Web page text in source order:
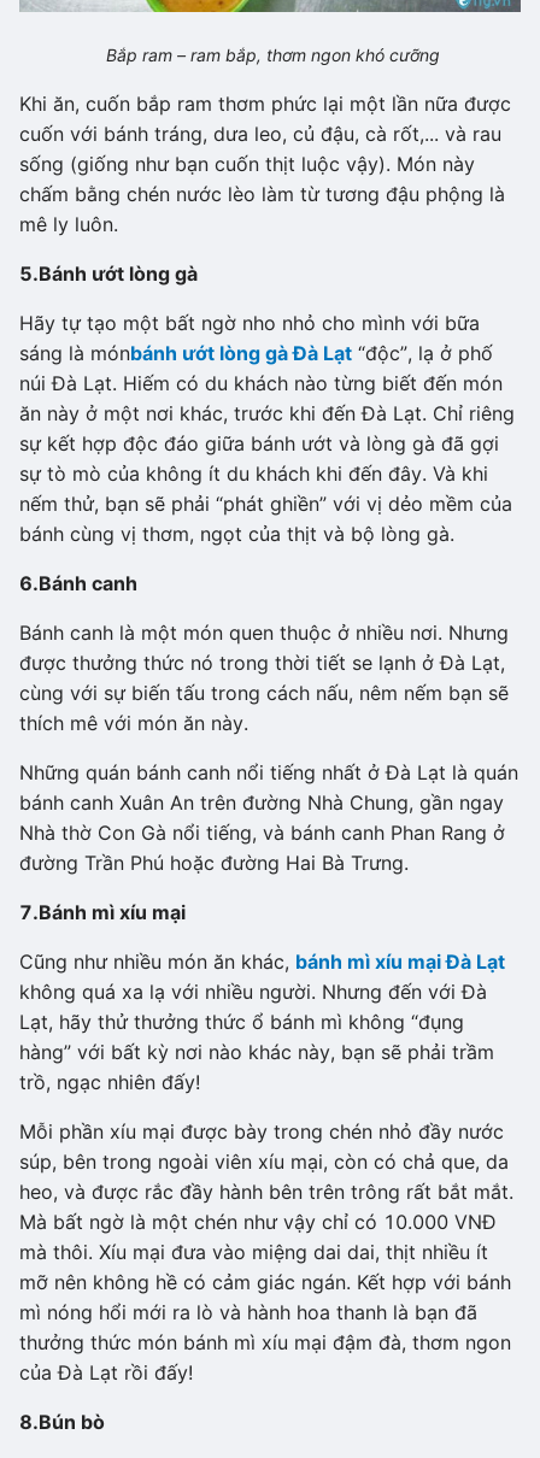
Bắp ram – ram bắp, thơm ngon khó cưỡng
Khi ăn, cuốn bắp ram thơm phức lại một lần nữa được
cuốn với bánh tráng, dưa leo, củ đậu, cà rốt,... và rau
sống (giống như bạn cuốn thịt luộc vậy). Món này
chấm bằng chén nước lèo làm từ tương đậu phộng là
mê ly luôn.
5.Bánh ướt lòng gà
Hãy tự tạo một bất ngờ nho nhỏ cho mình với bữa
sáng là mónbánh ướt lòng gà Đà Lạt “độc”, lạ ở phố
núi Đà Lạt. Hiếm có du khách nào từng biết đến món
ăn này ở một nơi khác, trước khi đến Đà Lạt. Chỉ riêng
sự kết hợp độc đáo giữa bánh ướt và lòng gà đã gợi
sự tò mò của không ít du khách khi đến đây. Và khi
nếm thử, bạn sẽ phải “phát ghiền” với vị dẻo mềm của
bánh cùng vị thơm, ngọt của thịt và bộ lòng gà.
6.Bánh canh
Bánh canh là một món quen thuộc ở nhiều nơi. Nhưng
được thưởng thức nó trong thời tiết se lạnh ở Đà Lạt,
cùng với sự biến tấu trong cách nấu, nêm nếm bạn sẽ
thích mê với món ăn này.
Những quán bánh canh nổi tiếng nhất ở Đà Lạt là quán
bánh canh Xuân An trên đường Nhà Chung, gần ngay
Nhà thờ Con Gà nổi tiếng, và bánh canh Phan Rang ở
đường Trần Phú hoặc đường Hai Bà Trưng.
7.Bánh mì xíu mại
Cũng như nhiều món ăn khác, bánh mì xíu mại Đà Lạt
không quá xa lạ với nhiều người. Nhưng đến với Đà
Lạt, hãy thử thưởng thức ổ bánh mì không “đụng
hàng” với bất kỳ nơi nào khác này, bạn sẽ phải trầm
trồ, ngạc nhiên đấy!
Mỗi phần xíu mại được bày trong chén nhỏ đầy nước
súp, bên trong ngoài viên xíu mại, còn có chả que, da
heo, và được rắc đầy hành bên trên trông rất bắt mắt.
Mà bất ngờ là một chén như vậy chỉ có 10.000 VNĐ
mà thôi. Xíu mại đưa vào miệng dai dai, thịt nhiều ít
mỡ nên không hề có cảm giác ngán. Kết hợp với bánh
mì nóng hổi mới ra lò và hành hoa thanh là bạn đã
thưởng thức món bánh mì xíu mại đậm đà, thơm ngon
của Đà Lạt rồi đấy!
8.Bún bò